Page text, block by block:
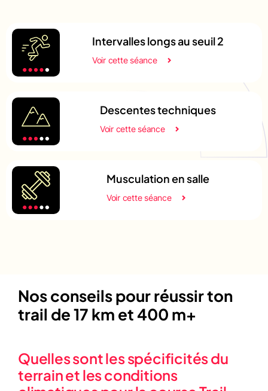
Intervalles longs au seuil 2
Voir cette séance
Descentes techniques
Voir cette séance
Musculation en salle
Voir cette séance
Nos conseils pour réussir ton
trail de 17 km et 400 m+
Quelles sont les spécificités du
terrain et les conditions